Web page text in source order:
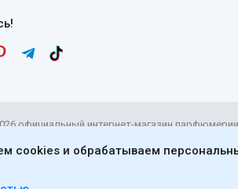
cookies и обрабатываем
официальный интернет-магазин
полицензии CC BY-SA 4.0 .
прямой ссылки на непосредственный